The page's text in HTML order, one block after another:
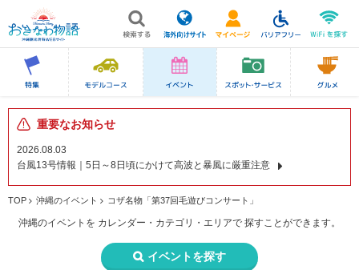
重要なお知らせ
2026.08.03
台風13号情報｜5日～8日頃にかけて高波と暴風に厳重注意
TOP 沖縄のイベント コザ名物「第37回毛遊びコンサート」
沖縄のイベントを カレンダー・カテゴリ・エリアで 探すことができます。
イベントを探す